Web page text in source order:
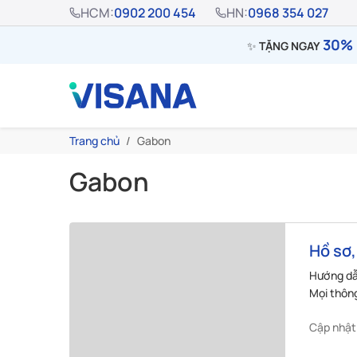
HCM:0902 200 454 HN:0968 354 027
✨ TẶNG NGAY30%
Trang chủ Gabon
Gabon
Hồ
người
Hướng
Mọi
Cập